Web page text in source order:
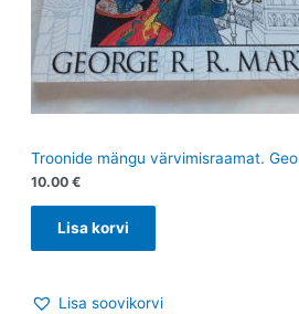
Troonide mängu värvimisraamat.
10.00 €
Lisa korvi
Lisa soovikorvi